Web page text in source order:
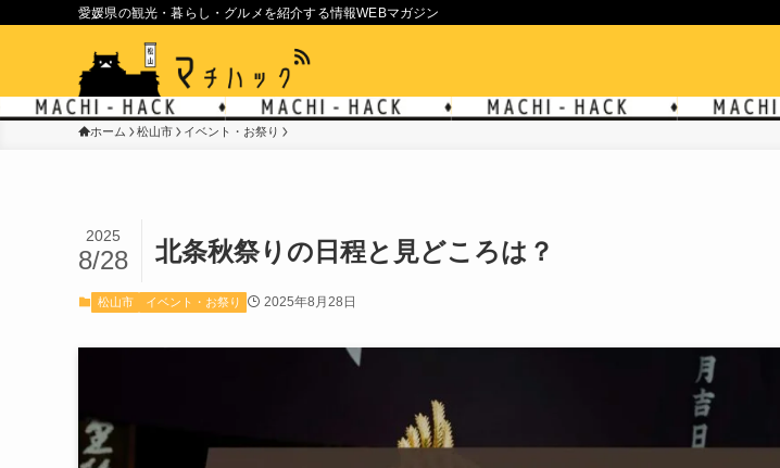
愛媛県の観光・暮らし・グルメを紹介する情報WEBマガジン
ホーム 松山市 イベント・お祭り
北条秋祭りの日程と見どころは？
2025
8/28
松山市 イベント・お祭り 2025年8月28日